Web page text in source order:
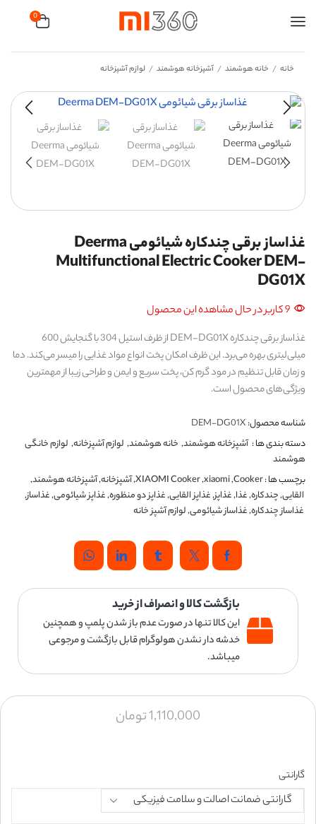
0
خانه / خانه هوشمند / آشپزخانه هوشمند / لوازم آشپزخانه
غذاساز برقی چندکاره شیائومی Deerma
Multifunctional Electric Cooker DEM-
DG01X
9 کاربر در حال مشاهده این محصول
غذاساز برقی چندکاره DEM-DG01X از ظرف استیل 304 با گنجایش 600
میلی‌لیتری بهره می‌برد. این ظرف امکان پخت انواع مواد غذایی را میسر می‌کند. دما
و زمان قابل تنظیم در مود گرم کن، پخت سریع و ایمن و طراحی زیبا از مهمترین
ویژگی‌های محصول است.
شناسه محصول:DEM-DG01X
دسته بندی ها : آشپزخانه هوشمند, خانه هوشمند, لوازم آشپزخانه, لوازم خانگی
هوشمند
برچسب ها :Cooker
,
xiaomi
,
XIAOMI Cooker
,آشپزخانه,آشپزخانه هوشمند,
القایی,چندکاره,غذا,غذاپز,غذاپز القایی,غذاپز دو منظوره,غذاپز شیائومی,غذاساز,
غذاساز چندکاره,غذاساز شیائومی,لوازم آشپز خانه
بازگشت کالا و انصراف از خرید
این کالا تنها در صورت عدم باز شدن پلمپ و همچنین
خدشه دار نشدن هولوگرام قابل بازگشت و مرجوعی
میباشد.
1,110,000تومان
گارانتی